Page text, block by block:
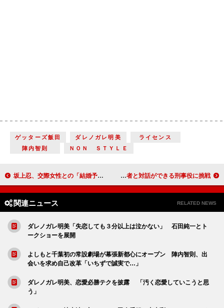
ゲッターズ飯田 ダレノガレ明美
ライセンス
陣内智則
ＮＯＮ ＳＴＹＬＥ
坂上忍、交際女性との「結婚予定ない」 “お返し”予定も「物は証拠になるので」 小栗旬「翻訳コンニャクが欲しい」 死者と対話ができる刑事役に挑戦
関連ニュース RELATED NEWS
ダレノガレ明美「失恋しても３分以上は泣かない」 石田純一とト
ークショーを展開
よしもと千葉初の常設劇場が幕張新都心にオープン 陣内智則、出
会いを求め自己改革「いちずで誠実で…」
ダレノガレ明美、恋愛必勝テクを披露 「汚く恋愛していこうと思
う」